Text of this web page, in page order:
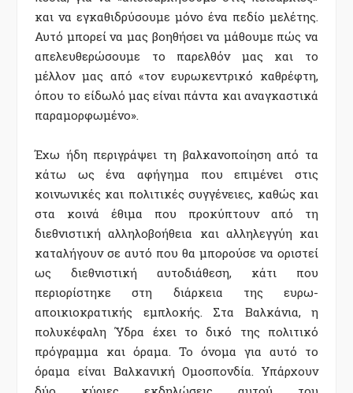
και να εγκαθιδρύσουµε µόνο ένα πεδίο µελέτης.
Αυτό µπορεί να µας βοηθήσει να µάθουµε πώς να
απελευθερώσουµε το παρελθόν µας και το
µέλλον µας από «τον ευρωκεντρικό καθρέφτη,
όπου το είδωλό µας είναι πάντα και αναγκαστικά
παραµορφωµένο».
Έχω ήδη περιγράψει τη βαλκανοποίηση από τα
κάτω ως ένα αφήγημα που επιμένει στις
κοινωνικές και πολιτικές συγγένειες, καθώς και
στα κοινά έθιμα που προκύπτουν από τη
διεθνιστική αλληλοβοήθεια και αλληλεγγύη και
καταλήγουν σε αυτό που θα μπορούσε να οριστεί
ως διεθνιστική αυτοδιάθεση, κάτι που
περιορίστηκε στη διάρκεια της ευρω-
αποικιοκρατικής εμπλοκής. Στα Βαλκάνια, η
πολυκέφαλη Ύδρα έχει το δικό της πολιτικό
πρόγραμμα και όραμα. Το όνομα για αυτό το
όραμα είναι Βαλκανική Ομοσπονδία. Υπάρχουν